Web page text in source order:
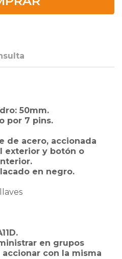
50mm.
por 7 pins.
de acero, accionada
exterior y botón o
en negro.
en grupos
accionar con la misma